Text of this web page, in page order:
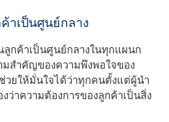
าเป็นศูนย์กลาง
ลูกค้าเป็นศูนย์กลางในทุกแผนก
มสําคัญของความพึงพอใจของ
วยให้มั่นใจได้ว่าทุกคนตั้งแต่ผู้นํา
ว่าความต้องการของลูกค้าเป็นสิ่ง